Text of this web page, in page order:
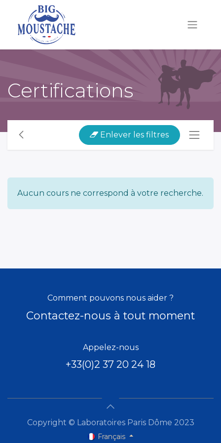
Certifications
Enlever les filtres
Aucun cours ne correspond à votre recherche.
Comment pouvons nous aider ?
Contactez-nous à tout moment
Appelez-nous
+33(0)2 37 20 24 18
Copyright © Laboratoires Paris Dôme 2023
Français